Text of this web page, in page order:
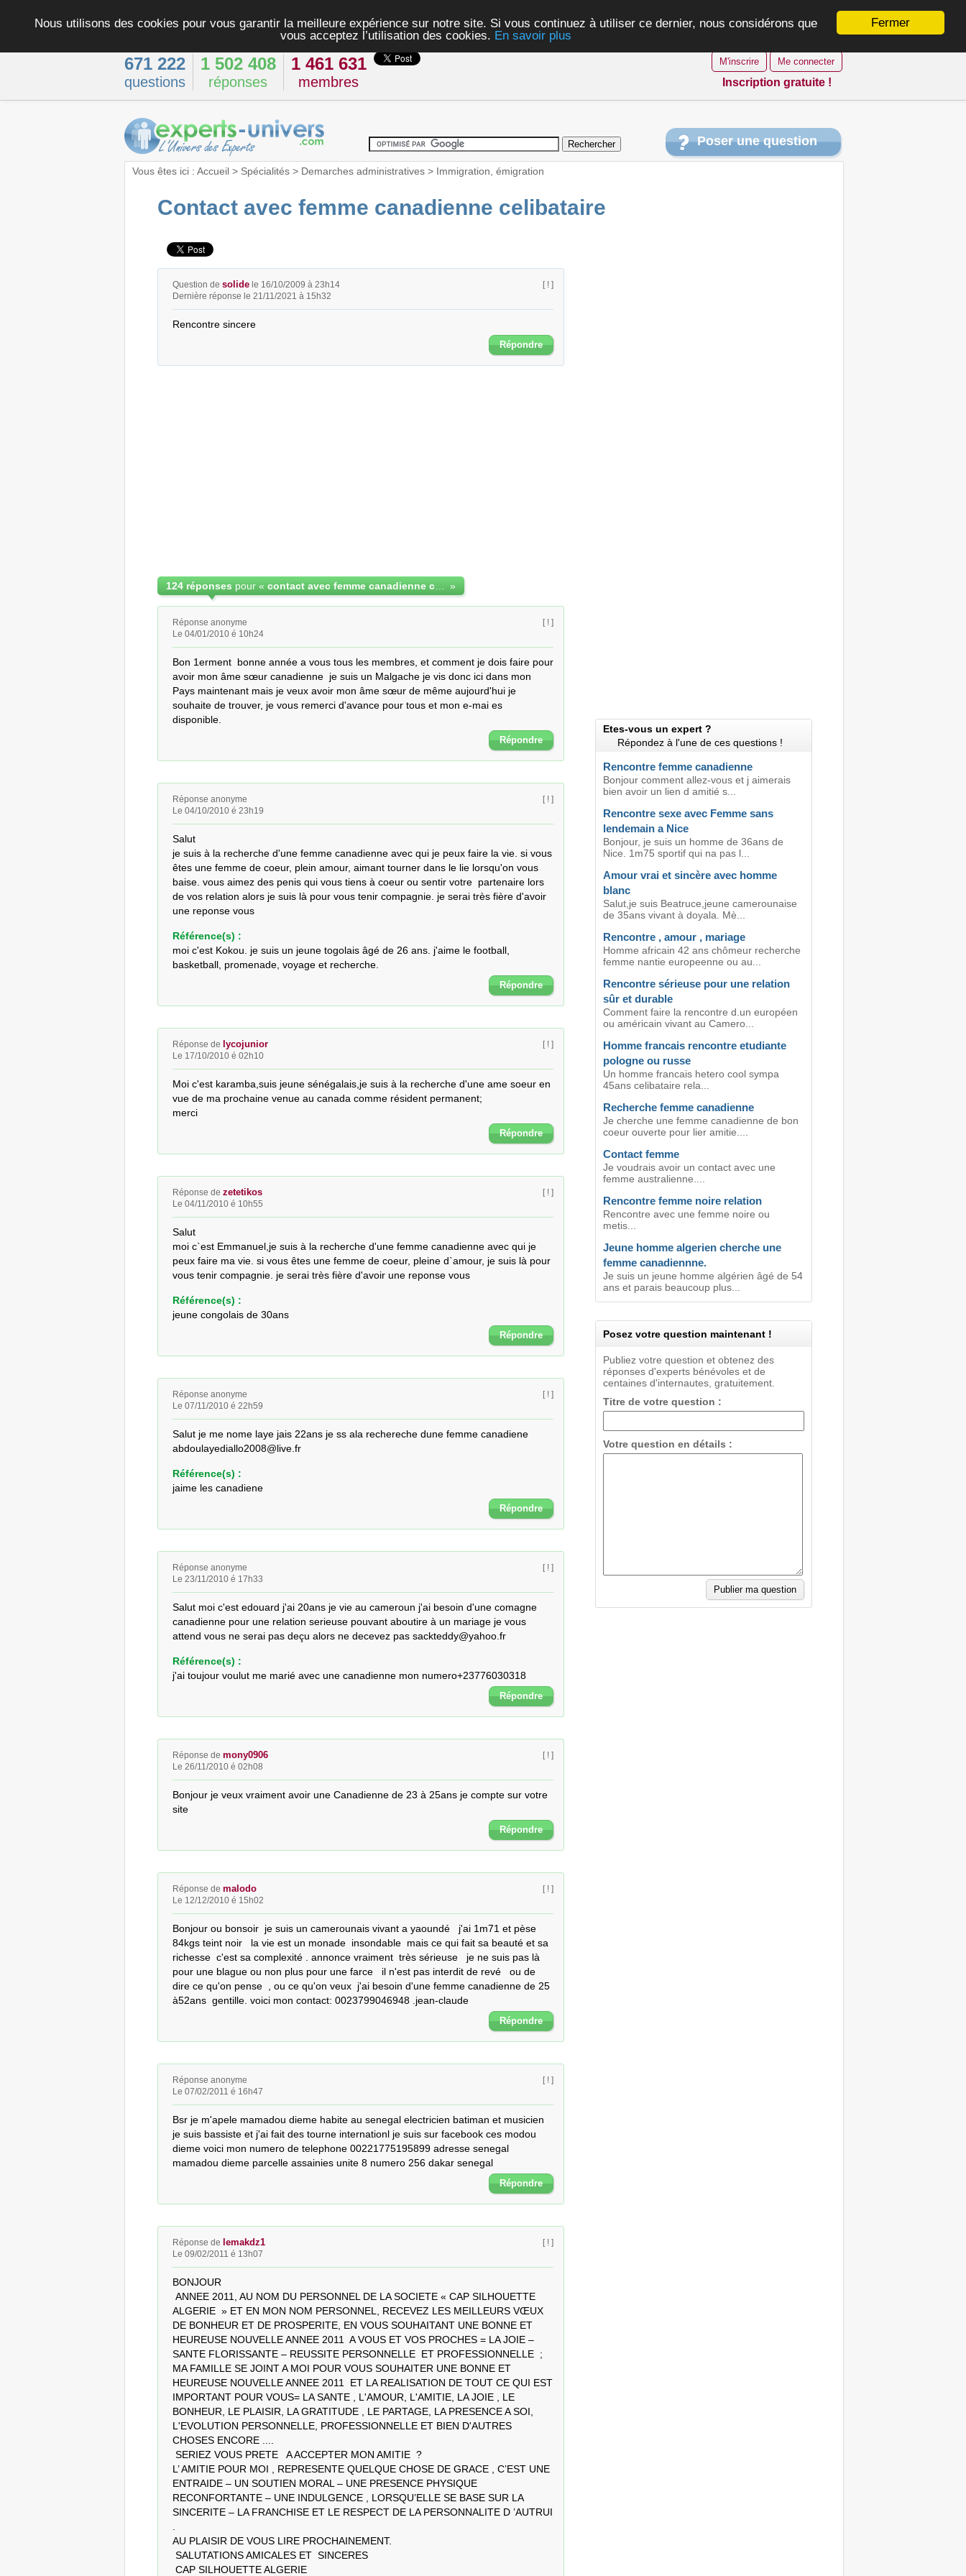
Fermer
Nous utilisons des cookies pour vous garantir la meilleure expérience sur notre site. Si vous continuez à utiliser ce dernier, nous considérons que
vous acceptez l’utilisation des cookies. En savoir plus
671 222
questions
1 502 408
réponses
1 461 631
membres
M'inscrire Me connecter
Inscription gratuite !
Poser une question
Vous êtes ici : Accueil> Spécialités> Demarches administratives> Immigration, émigration
Contact avec femme canadienne celibataire
Question de solidele 16/10/2009 à 23h14
Dernière réponse le 21/11/2021 à 15h32
[ ! ]
Rencontre sincere
Répondre
124 réponses pour « contact avec femme canadienne celibataire »
Réponse anonyme
Le 04/01/2010 é 10h24
[ ! ]
Bon 1erment  bonne année a vous tous les membres, et comment je dois faire pour
avoir mon âme sœur canadienne  je suis un Malgache je vis donc ici dans mon
Pays maintenant mais je veux avoir mon âme sœur de même aujourd'hui je
souhaite de trouver, je vous remerci d'avance pour tous et mon e-mai es
disponible.
Répondre
Réponse anonyme
Le 04/10/2010 é 23h19
[ ! ]
Salut
je suis à la recherche d'une femme canadienne avec qui je peux faire la vie. si vous
êtes une femme de coeur, plein amour, aimant tourner dans le lie lorsqu'on vous
baise. vous aimez des penis qui vous tiens à coeur ou sentir votre  partenaire lors
de vos relation alors je suis là pour vous tenir compagnie. je serai très fière d'avoir
une reponse vous
Référence(s) :
moi c'est Kokou. je suis un jeune togolais âgé de 26 ans. j'aime le football,
basketball, promenade, voyage et recherche.
Répondre
Réponse de lycojunior
Le 17/10/2010 é 02h10
[ ! ]
Moi c'est karamba,suis jeune sénégalais,je suis à la recherche d'une ame soeur en
vue de ma prochaine venue au canada comme résident permanent;
merci
Répondre
Réponse de zetetikos
Le 04/11/2010 é 10h55
[ ! ]
Salut
moi c`est Emmanuel,je suis à la recherche d'une femme canadienne avec qui je
peux faire ma vie. si vous êtes une femme de coeur, pleine d`amour, je suis là pour
vous tenir compagnie. je serai très fière d'avoir une reponse vous
Référence(s) :
jeune congolais de 30ans
Répondre
Réponse anonyme
Le 07/11/2010 é 22h59
[ ! ]
Salut je me nome laye jais 22ans je ss ala rechereche dune femme canadiene
abdoulayediallo2008@live.fr
Référence(s) :
jaime les canadiene
Répondre
Réponse anonyme
Le 23/11/2010 é 17h33
[ ! ]
Salut moi c'est edouard j'ai 20ans je vie au cameroun j'ai besoin d'une comagne
canadienne pour une relation serieuse pouvant aboutire à un mariage je vous
attend vous ne serai pas deçu alors ne decevez pas sackteddy@yahoo.fr
Référence(s) :
j'ai toujour voulut me marié avec une canadienne mon numero+23776030318
Répondre
Réponse de mony0906
Le 26/11/2010 é 02h08
[ ! ]
Bonjour je veux vraiment avoir une Canadienne de 23 à 25ans je compte sur votre
site
Répondre
Réponse de malodo
Le 12/12/2010 é 15h02
[ ! ]
Bonjour ou bonsoir  je suis un camerounais vivant a yaoundé   j'ai 1m71 et pèse
84kgs teint noir   la vie est un monade  insondable  mais ce qui fait sa beauté et sa
richesse  c'est sa complexité . annonce vraiment  très sérieuse   je ne suis pas là
pour une blague ou non plus pour une farce   il n'est pas interdit de revé   ou de
dire ce qu'on pense  , ou ce qu'on veux  j'ai besoin d'une femme canadienne de 25
à52ans  gentille. voici mon contact: 0023799046948 .jean-claude
Répondre
Réponse anonyme
Le 07/02/2011 é 16h47
[ ! ]
Bsr je m'apele mamadou dieme habite au senegal electricien batiman et musicien
je suis bassiste et j'ai fait des tourne internationl je suis sur facebook ces modou
dieme voici mon numero de telephone 00221775195899 adresse senegal
mamadou dieme parcelle assainies unite 8 numero 256 dakar senegal
Répondre
Réponse de lemakdz1
Le 09/02/2011 é 13h07
[ ! ]
BONJOUR
ALGERIE  » ET EN MON NOM PERSONNEL, RECEVEZ LES MEILLEURS VŒUX
DE BONHEUR ET DE PROSPERITE, EN VOUS SOUHAITANT UNE BONNE ET
HEUREUSE NOUVELLE ANNEE 2011  A VOUS ET VOS PROCHES = LA JOIE –
SANTE FLORISSANTE – REUSSITE PERSONNELLE  ET PROFESSIONNELLE  ;
MA FAMILLE SE JOINT A MOI POUR VOUS SOUHAITER UNE BONNE ET
HEUREUSE NOUVELLE ANNEE 2011  ET LA REALISATION DE TOUT CE QUI EST
IMPORTANT POUR VOUS= LA SANTE , L'AMOUR, L'AMITIE, LA JOIE , LE
BONHEUR, LE PLAISIR, LA GRATITUDE , LE PARTAGE, LA PRESENCE A SOI,
L'EVOLUTION PERSONNELLE, PROFESSIONNELLE ET BIEN D'AUTRES
CHOSES ENCORE ....
L’ AMITIE POUR MOI , REPRESENTE QUELQUE CHOSE DE GRACE , C’EST UNE
ENTRAIDE – UN SOUTIEN MORAL – UNE PRESENCE PHYSIQUE
RECONFORTANTE – UNE INDULGENCE , LORSQU’ELLE SE BASE SUR LA
SINCERITE – LA FRANCHISE ET LE RESPECT DE LA PERSONNALITE D ’AUTRUI
AU PLAISIR DE VOUS LIRE PROCHAINEMENT.
Etes-vous un expert ?
Répondez à l'une de ces questions !
Rencontre femme canadienne
Bonjour comment allez-vous et j aimerais
bien avoir un lien d amitié s...
Rencontre sexe avec Femme sans
lendemain a Nice
Bonjour, je suis un homme de 36ans de
Nice. 1m75 sportif qui na pas l...
Amour vrai et sincère avec homme
blanc
Salut,je suis Beatruce,jeune camerounaise
de 35ans vivant à doyala. Mè...
Rencontre , amour , mariage
Homme africain 42 ans chômeur recherche
femme nantie europeenne ou au...
Rencontre sérieuse pour une relation
sûr et durable
Comment faire la rencontre d.un européen
ou américain vivant au Camero...
Homme francais rencontre etudiante
pologne ou russe
Un homme francais hetero cool sympa
45ans celibataire rela...
Recherche femme canadienne
Je cherche une femme canadienne de bon
coeur ouverte pour lier amitie....
Contact femme
Je voudrais avoir un contact avec une
femme australienne....
Rencontre femme noire relation
Rencontre avec une femme noire ou
metis...
Jeune homme algerien cherche une
femme canadiennne.
Je suis un jeune homme algérien âgé de 54
ans et parais beaucoup plus...
Posez votre question maintenant !
Publiez votre question et obtenez des
réponses d'experts bénévoles et de
centaines d'internautes, gratuitement.
Titre de votre question :
Votre question en détails :